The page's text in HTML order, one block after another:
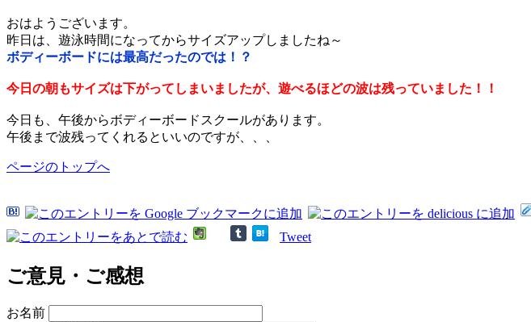
おはようございます。
昨日は、遊泳時間になってからサイズアップしましたね～
ボディーボードには最高だったのでは！？
今日の朝もサイズは下がってしまいましたが、遊べるほどの波は残っていました！！
今日も、午後からボディーボードスクールがあります。
午後まで波残ってくれるといいのですが、、、
ページのトップへ
Tweet
ご意見・ご感想
お名前